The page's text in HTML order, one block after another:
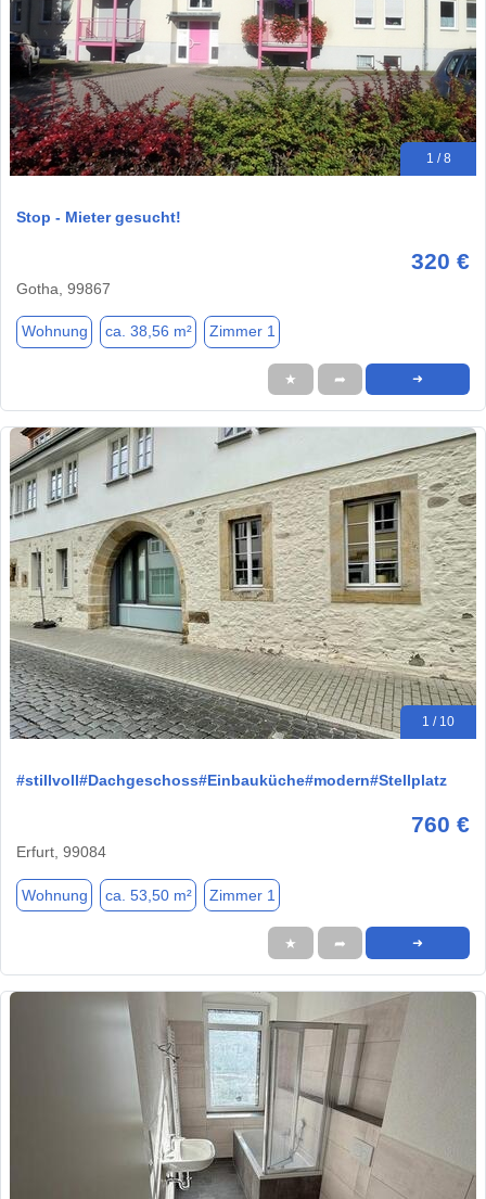
1 / 8
Stop - Mieter gesucht!
320 €
Gotha, 99867
Wohnung ca. 38,56 m² Zimmer 1
★ ➦ ➜
1 / 10
#stillvoll#Dachgeschoss#Einbauküche#modern#Stellplatz
760 €
Erfurt, 99084
Wohnung ca. 53,50 m² Zimmer 1
★ ➦ ➜